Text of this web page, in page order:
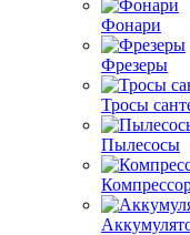
Фонари
Фрезеры
Тросы
Пылесосы